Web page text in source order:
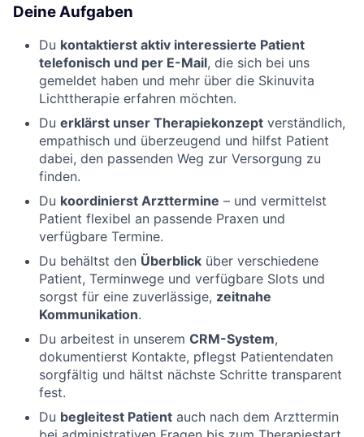
Deine Aufgaben
Du kontaktierst aktiv interessierte Patient
telefonisch und per E-Mail, die sich bei uns
gemeldet haben und mehr über die Skinuvita
Lichttherapie erfahren möchten.
Du erklärst unser Therapiekonzept verständlich,
empathisch und überzeugend und hilfst Patient
dabei, den passenden Weg zur Versorgung zu
finden.
Du koordinierst Arzttermine – und vermittelst
Patient flexibel an passende Praxen und
verfügbare Termine.
Du behältst den Überblick über verschiedene
Patient, Terminwege und verfügbare Slots und
sorgst für eine zuverlässige, zeitnahe
Kommunikation.
Du arbeitest in unserem CRM-System,
dokumentierst Kontakte, pflegst Patientendaten
sorgfältig und hältst nächste Schritte transparent
fest.
Du begleitest Patient auch nach dem Arzttermin